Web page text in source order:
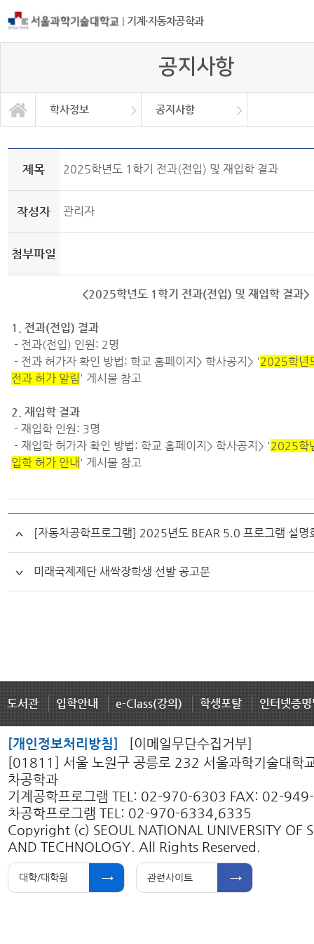
| 기계·자동차공학과
공지사항
학사정보 공지사항
소개
교과과정
학사정보
정보광장
공지사항
자유게시판
제목 2025학년도 1학기 전과(전입) 및 재입학 결과
작성자 관리자
첨부파일
<2025학년도 1학기 전과(전입) 및 재입학 결과>
1. 전과(전입) 결과
- 전과(전입) 인원: 2명
- 전과 허가자 확인 방법: 학교 홈페이지> 학사공지> '2025학년
전과 허가 알림 ' 게시물 참고
2. 재입학 결과
- 재입학 인원: 3명
- 재입학 허가자 확인 방법: 학교 홈페이지> 학사공지> '2025학
입학 허가 안내 ' 게시물 참고
[자동차공학프로그램] 2025년도 BEAR 5.0 프로그램 설명
미래국제제단 새싹장학생 선발 공고문
도서관 입학안내 e-Class(강의) 학생포탈 인터넷증
[개인정보처리방침]
[이메일무단수집거부]
[01811] 서울 노원구 공릉로 232 서울과학기술대학
차공학과
기계공학프로그램 TEL: 02-970-6303 FAX: 02-
차공학프로그램 TEL: 02-970-6334,6335
Copyright (c) SEOUL NATIONAL UNIVERSITY OF
AND TECHNOLOGY. All Rights Reserved.
대학/대학원 관련사이트